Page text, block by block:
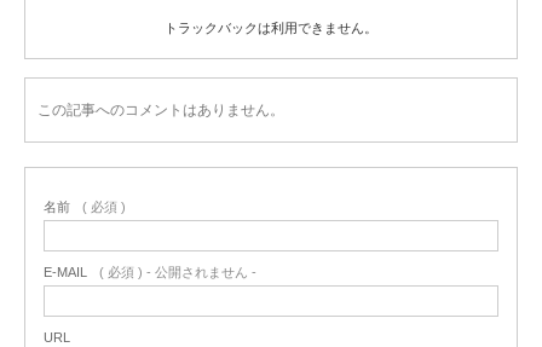
トラックバックは利用できません。
この記事へのコメントはありません。
名前 ( 必須 )
E-MAIL ( 必須 ) - 公開されません -
URL